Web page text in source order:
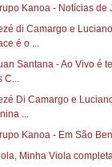
Kanoa - Notícias de
di Camargo e
é o ...
Santana - Ao Vivo é
C...
Di Camargo e
...
Kanoa - Em São
Minha Viola